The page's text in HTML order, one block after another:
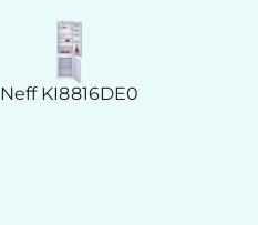
Neff KI8816DE0